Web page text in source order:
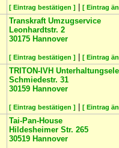
[ Eintrag bestätigen ] [ Eintrag
Transkraft Umzugservice
Leonhardtstr. 2
30175 Hannover
[ Eintrag bestätigen ] [ Eintrag
TRITON-IVH
Schmiedestr. 31
30159 Hannover
[ Eintrag bestätigen ] [ Eintrag
Tai-Pan-House
Hildesheimer Str. 265
30519 Hannover